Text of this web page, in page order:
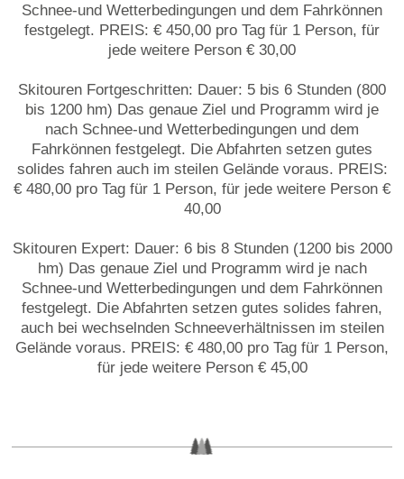
Schnee-und Wetterbedingungen und dem Fahrkönnen
festgelegt. PREIS: € 450,00 pro Tag für 1 Person, für
jede weitere Person € 30,00
Skitouren Fortgeschritten: Dauer: 5 bis 6 Stunden (800
bis 1200 hm) Das genaue Ziel und Programm wird je
nach Schnee-und Wetterbedingungen und dem
Fahrkönnen festgelegt. Die Abfahrten setzen gutes
solides fahren auch im steilen Gelände voraus. PREIS:
€ 480,00 pro Tag für 1 Person, für jede weitere Person €
40,00
Skitouren Expert: Dauer: 6 bis 8 Stunden (1200 bis 2000
hm) Das genaue Ziel und Programm wird je nach
Schnee-und Wetterbedingungen und dem Fahrkönnen
festgelegt. Die Abfahrten setzen gutes solides fahren,
auch bei wechselnden Schneeverhältnissen im steilen
Gelände voraus. PREIS: € 480,00 pro Tag für 1 Person,
für jede weitere Person € 45,00